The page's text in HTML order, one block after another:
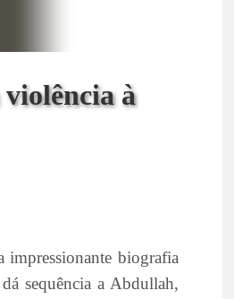
à
impressionante biografia
sequência a Abdullah,